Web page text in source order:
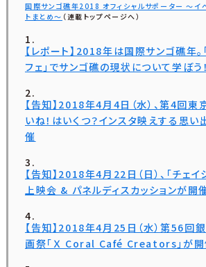
国際サンゴ礁年2018 オフィシャルサポーター 〜イ
トまとめ〜 （連載トップページへ）
【レポート】2018年は国際サンゴ礁年。
フェ」でサンゴ礁の現状について学ぼう！
【告知】2018年4月4日（水）、第4回東
いね！はいくつ？インスタ映えする思い
催
【告知】2018年4月22日（日）、「チェイ
上映会 & パネルディスカッションが開
【告知】2018年4月25日（水）第56回
画祭「Ｘ Coral Café Creators」が開